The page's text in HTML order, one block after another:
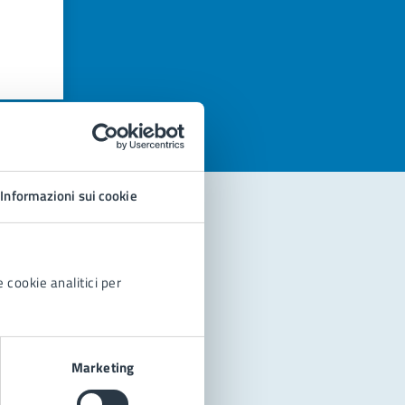
Informazioni sui cookie
cookie analitici per
Marketing